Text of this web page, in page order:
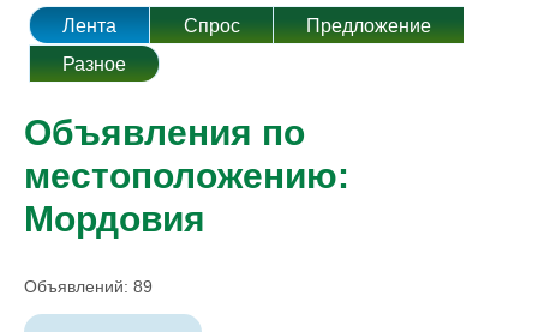
Лента Спрос
Предложение
Разное
Объявления по
местоположению:
Мордовия
Объявлений: 89